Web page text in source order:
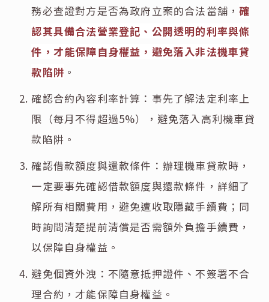
務必查證對方是否為政府立案的合法當舖，確
認其具備合法營業登記、公開透明的利率與條
件，才能保障自身權益，避免落入非法機車貸
款陷阱 。
確認合約內容利率計算：事先了解法定利率上
限（每月不得超過5%），避免落入高利機車貸
款陷阱。
確認借款額度與還款條件：辦理機車貸款時，
一定要事先確認借款額度與還款條件，詳細了
解所有相關費用，避免遭收取隱藏手續費；同
時詢問清楚提前清償是否需額外負擔手續費，
以保障自身權益。
避免個資外洩：不隨意抵押證件、不簽署不合
理合約，才能保障自身權益。